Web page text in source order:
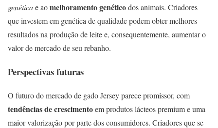
genéticae aomelhoramento genéticodos animais. Criadores
que investem em genética de qualidade podem obter melhores
resultados na produção de leite e, consequentemente, aumentar o
valor de mercado de seu rebanho.
Perspectivas futuras
O futuro do mercado de gado Jersey parece promissor, com
tendências de crescimentoem produtos lácteos premium e uma
maior valorização por parte dos consumidores. Criadores que se